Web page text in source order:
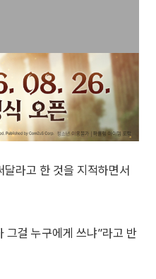
라고 한 것을 지적하면서
그걸 누구에게 쓰냐”라고 반